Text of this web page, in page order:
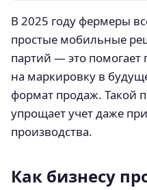
В 2025 году фермеры
простые мобильные
партий — это помогает
на маркировку в
формат продаж. Такой
упрощает учет даже
производства.
Как бизнесу